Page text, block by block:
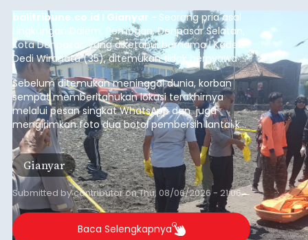
balitribune.co.id I Gianyar - Seorang pria asal
Lingkungan Dalem, Pemogan, Denpasar Selatan,
Kota Denpasar, yang diketahui bernama I Kadek
Dedi Wiranata (35), ditemukan tidak bernyawa di
pesisir Pantai Purnama, Sukawati.
Sebelum ditemukan meninggal dunia, korban
sempat memberitahukan lokasi terakhirnya
melalui pesan singkat WhatsApp dan juga
mengirimkan foto dua botol pembersih lantai ke
istrinya.
Gianyar
Submitted bycontributoronThu, 08/06/2026 - 21:06
Baca Selengkapnya